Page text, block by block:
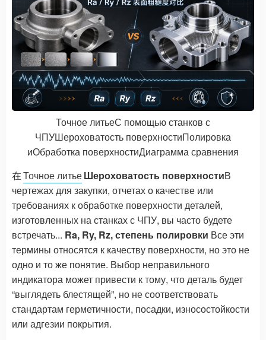
Точное литьеС помощью станков с
ЧПУШероховатость поверхностиПолировка
иОбработка поверхностиДиаграмма сравнения
在Точное литьеШероховатость поверхностиВ
чертежах для закупки, отчетах о качестве или
требованиях к обработке поверхности деталей,
изготовленных на станках с ЧПУ, вы часто будете
встречать... Ra, Ry, Rz, степень полировки Все эти
термины относятся к качеству поверхности, но это не
одно и то же понятие. Выбор неправильного
индикатора может привести к тому, что деталь будет
“выглядеть блестящей”, но не соответствовать
стандартам герметичности, посадки, износостойкости
или адгезии покрытия.